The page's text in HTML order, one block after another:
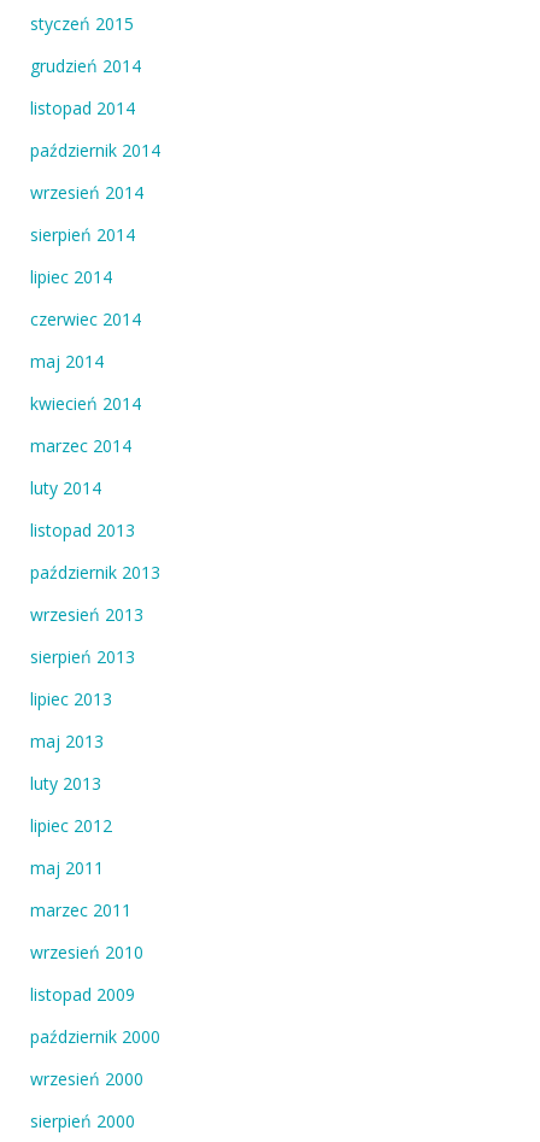
styczeń 2015
grudzień 2014
listopad 2014
październik 2014
wrzesień 2014
sierpień 2014
lipiec 2014
czerwiec 2014
maj 2014
kwiecień 2014
marzec 2014
luty 2014
listopad 2013
październik 2013
wrzesień 2013
sierpień 2013
lipiec 2013
maj 2013
luty 2013
lipiec 2012
maj 2011
marzec 2011
wrzesień 2010
listopad 2009
październik 2000
wrzesień 2000
sierpień 2000